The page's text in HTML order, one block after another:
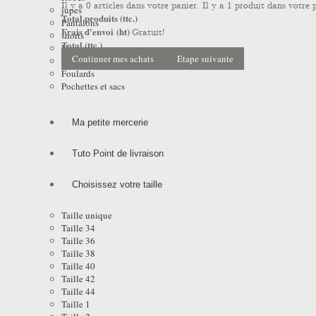
Il y a 0 articles dans votre panier. Il y a 1 produit dans votre
Total produits (ttc.)
Frais d'envoi (ht)Gratuit!
Total (ttc.)
Continuer mes achats Etape suivante
jupes
Pantalons
shorts
Vestes
Manteaux et Impers
Foulards
Pochettes et sacs
Ma petite mercerie
Tuto Point de livraison
Choisissez votre taille
Taille unique
Taille 34
Taille 36
Taille 38
Taille 40
Taille 42
Taille 44
Taille 1